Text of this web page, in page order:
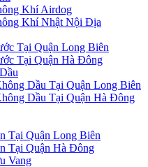
Khí Airdog
Khí Nhật Nội Địa
Tại Quận Long Biên
Tại Quận Hà Đông
Dầu Tại Quận Long Biên
Dầu Tại Quận Hà Đông
Tại Quận Long Biên
Tại Quận Hà Đông
Vang